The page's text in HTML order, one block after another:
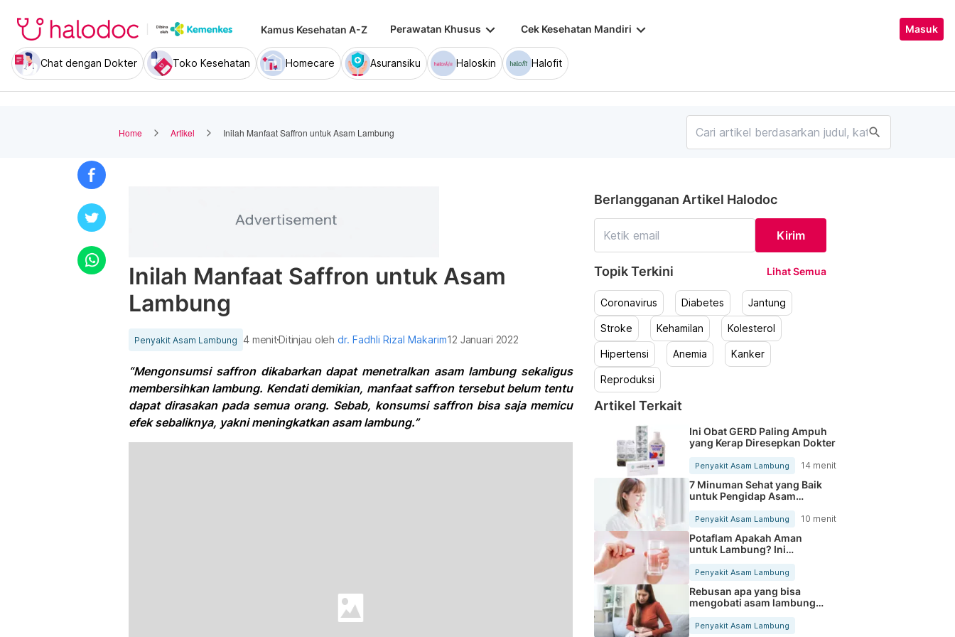
Kamus Kesehatan A-Z Perawatan Khusus keyboard_arrow_down Cek Kesehatan Mandiri keyboard_arrow_down Masuk
Chat dengan Dokter Toko Kesehatan Homecare Asuransiku Haloskin Halofit
Home Artikel Inilah Manfaat Saffron untuk Asam Lambung search
Inilah Manfaat Saffron untuk Asam
Lambung
Penyakit Asam Lambung 4 menitDitinjau olehdr. Fadhli Rizal Makarim12 Januari 2022
“Mengonsumsi saffron dikabarkan dapat menetralkan asam lambung sekaligus
membersihkan lambung. Kendati demikian, manfaat saffron tersebut belum tentu
dapat dirasakan pada semua orang. Sebab, konsumsi saffron bisa saja memicu
efek sebaliknya, yakni meningkatkan asam lambung.”
Berlangganan Artikel Halodoc
Kirim
Topik Terkini Lihat Semua
Coronavirus Diabetes Jantung
Stroke Kehamilan Kolesterol
Hipertensi Anemia Kanker
Reproduksi
Artikel Terkait
Ini Obat GERD Paling Ampuh
yang Kerap Diresepkan Dokter
Penyakit Asam Lambung 14 menit
7 Minuman Sehat yang Baik
untuk Pengidap Asam
Penyakit Asam Lambung 10 menit
Potaflam Apakah Aman
untuk Lambung? Ini
Penyakit Asam Lambung
Rebusan apa yang bisa
mengobati asam lambung?
Ini solusinya
Penyakit Asam Lambung